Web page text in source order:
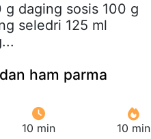
daging sosis 100 g
seledri 125 ml
ham parma
10 min 10 min